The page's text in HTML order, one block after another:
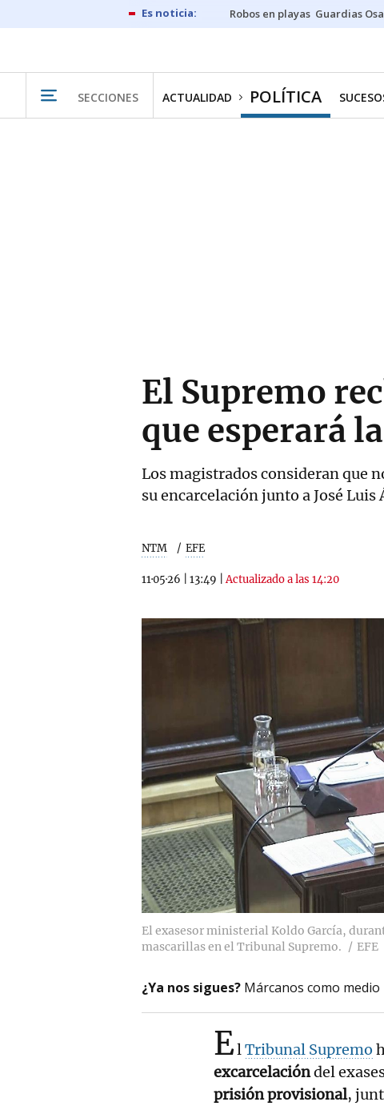
Robos en playas Guardias
SECCIONES ACTUALIDAD POLÍTICA
El Supremo
que esperará
Los magistrados consideran que
su encarcelación junto a José Luis
NTM EFE
11·05·26 13:49 |Actualizado a las 14:20
El exasesor ministerial Koldo García,
mascarillas en el Tribunal Supremo.
EFE
¿Ya nos sigues? Márcanos como
ElTribunal Supremo
excarcelacióndel
prisión provisional,